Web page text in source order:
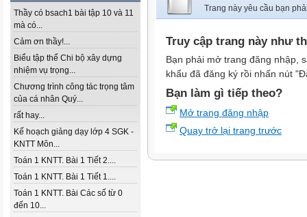
Thầy có bsach1 bài tập 10 và 11
mà có...
Cảm ơn thầy!...
Biểu tập thể Chi bộ xây dựng
nhiệm vụ trọng...
Chương trình công tác trọng tâm
của cá nhân Quý...
rất hay...
Kế hoạch giảng dạy lớp 4 SGK -
KNTT Môn...
Toán 1 KNTT. Bài 1 Tiết 2....
Toán 1 KNTT. Bài 1 Tiết 1....
Toán 1 KNTT. Bài Các số từ 0
đến 10...
Trang này yêu cầu bạn
Truy cập trang này như
Bạn phải mở trang đăng nhập,
khẩu đã đăng ký rồi nhấn nút
Bạn làm gì tiếp theo?
Mở trang đăng nhập
Quay trở lại trang trước